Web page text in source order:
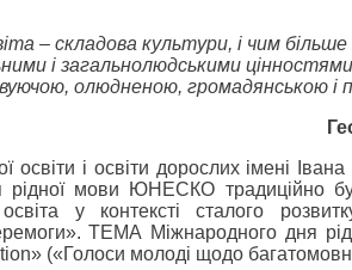
– складова культури, і чим
і загальнолюдськими
олюдненою, громадянською і
освіти і освіти дорослих імені
рідної мови ЮНЕСКО традиційно
у контексті сталого
ТЕМА Міжнародного дня
(«Голоси молоді щодо